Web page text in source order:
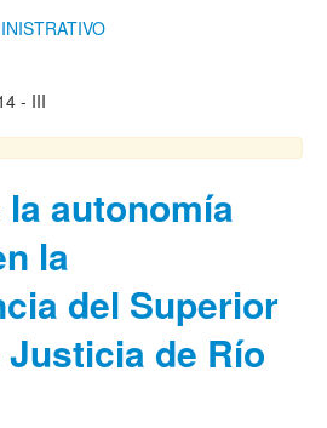
- III
autonomía
la
del Superior
de Río